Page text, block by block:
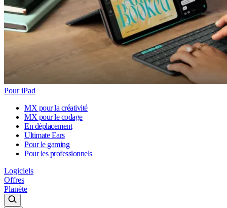
Pour iPad
MX pour la créativité
MX pour le codage
En déplacement
Ultimate Ears
Pour le gaming
Pour les professionnels
Logiciels
Offres
Planète